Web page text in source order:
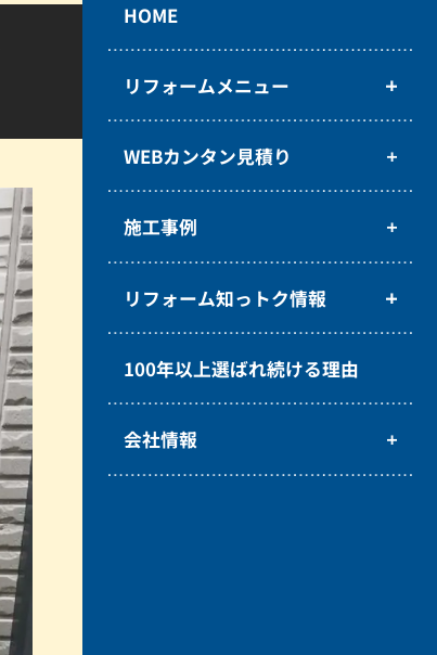
HOME
リフォームメニュー
WEBカンタン見積り
施工事例
リフォーム知っトク情報
100年以上選ばれ続ける理由
会社情報